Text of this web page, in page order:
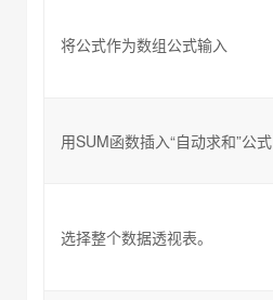
将公式作为数组公式输入
用SUM函数插入“自动求和”公式
选择整个数据透视表。